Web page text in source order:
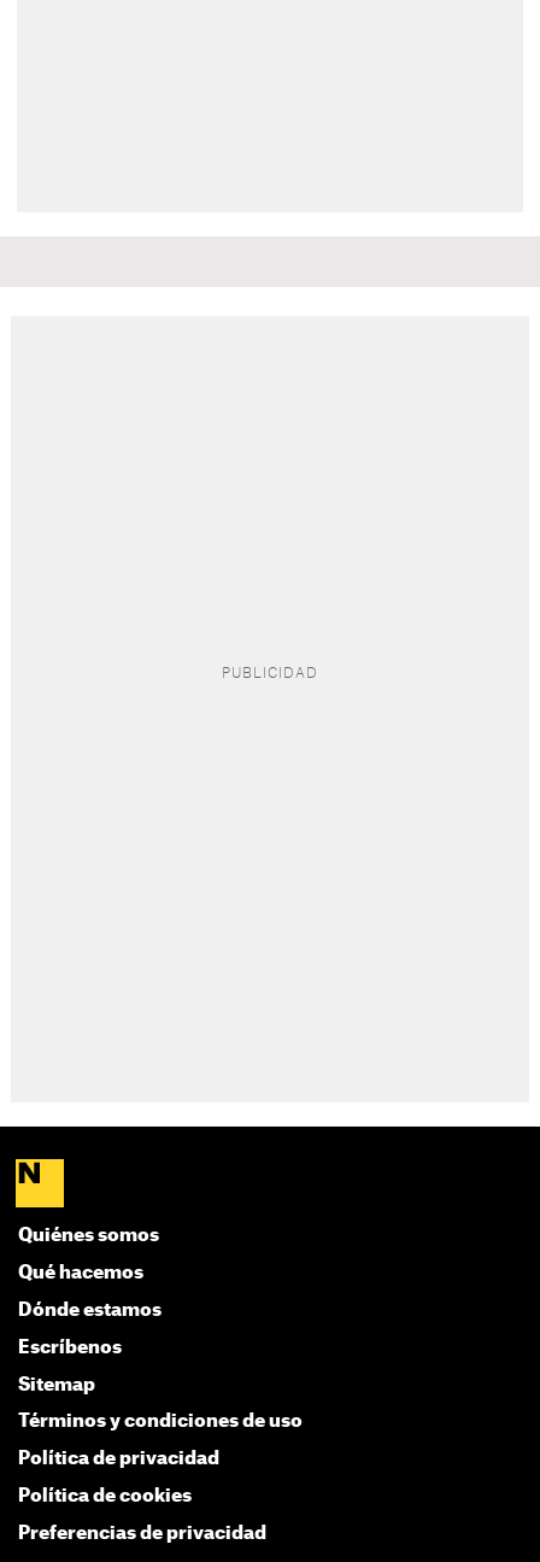
Quiénes somos
Qué hacemos
Dónde estamos
Escríbenos
Sitemap
Términos y condiciones de uso
Política de privacidad
Política de cookies
Preferencias de privacidad